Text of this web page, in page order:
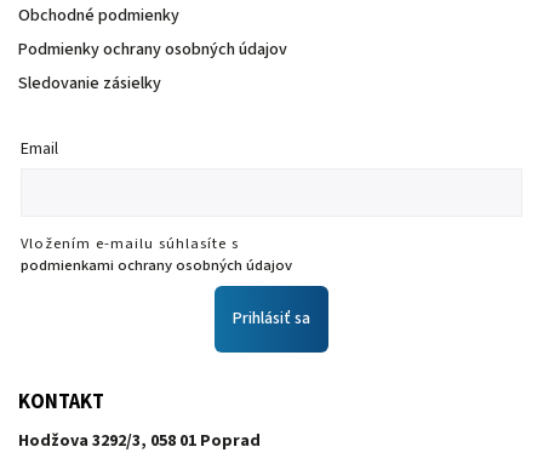
Obchodné podmienky
Podmienky ochrany osobných údajov
Sledovanie zásielky
Email
Vložením e-mailu súhlasíte s
podmienkami ochrany osobných údajov
Prihlásiť sa
KONTAKT
Hodžova 3292/3, 058 01 Poprad